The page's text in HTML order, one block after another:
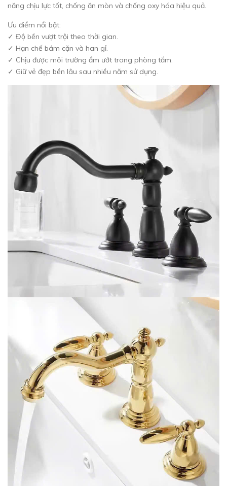
năng chịu lực tốt, chống ăn mòn và chống oxy hóa hiệu quả.
Ưu điểm nổi bật:
✓ Độ bền vượt trội theo thời gian.
✓ Hạn chế bám cặn và han gỉ.
✓ Chịu được môi trường ẩm ướt trong phòng tắm.
✓ Giữ vẻ đẹp bền lâu sau nhiều năm sử dụng.